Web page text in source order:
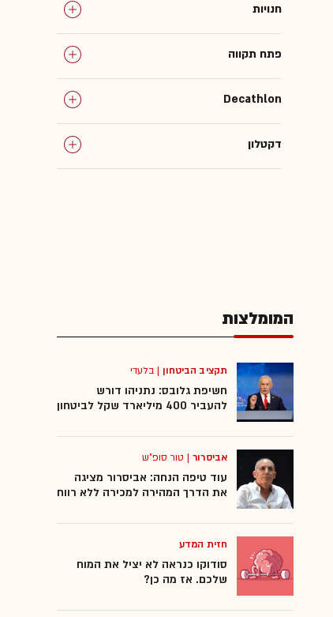
חנויות
פתח תקווה
Decathlon
דקטלון
המומלצות
תקציב הביטחון |בלעדי
חשיפת גלובס: נתניהו דורש
להעביר 400 מיליארד שקל לביטחון
אביסרור| טור סופ"ש
עוד טיפה הנחה: אביסרור מציגה
את הדרך המהירה למכירה ללא רווח
חזית המדע
סודוקו כנראה לא יציל את המוח
שלכם. אז מה כן?